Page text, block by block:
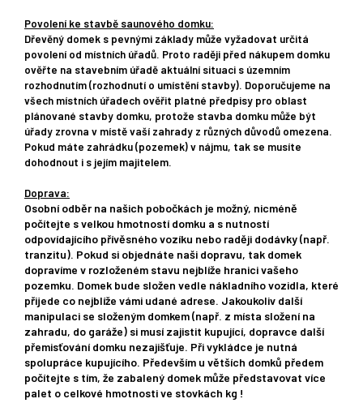
Povolení ke stavbě saunového domku:
Dřevěný domek s pevnými základy může vyžadovat určitá
povolení od místních úřadů. Proto raději před nákupem domku
ověřte na stavebním úřadě aktuální situaci s územním
rozhodnutím (rozhodnutí o umístění stavby). Doporučujeme na
všech místních úřadech ověřit platné předpisy pro oblast
plánované stavby domku, protože stavba domku může být
úřady zrovna v místě vaší zahrady z různých důvodů omezena.
Pokud máte zahrádku (pozemek) v nájmu, tak se musíte
dohodnout i s jejím majitelem.
Doprava:
Osobní odběr na našich pobočkách je možný, nicméně
počítejte s velkou hmotností domku a s nutností
odpovídajícího přívěsného vozíku nebo raději dodávky (např.
tranzitu). Pokud si objednáte naši dopravu, tak domek
dopravíme v rozloženém stavu nejblíže hranici vašeho
pozemku. Domek bude složen vedle nákladního vozidla, které
přijede co nejblíže vámi udané adrese. Jakoukoliv další
manipulaci se složeným domkem (např. z místa složení na
zahradu, do garáže) si musí zajistit kupující, dopravce další
přemisťování domku nezajišťuje. Při vykládce je nutná
spolupráce kupujícího. Především u větších domků předem
počítejte s tím, že zabalený domek může představovat více
palet o celkové hmotnosti ve stovkách kg !